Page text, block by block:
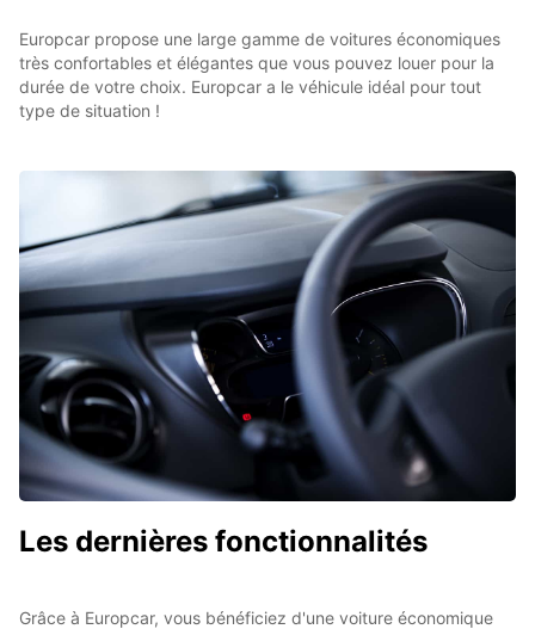
Europcar propose une large gamme de voitures économiques
très confortables et élégantes que vous pouvez louer pour la
durée de votre choix. Europcar a le véhicule idéal pour tout
type de situation !
Les dernières fonctionnalités
Grâce à Europcar, vous bénéficiez d'une voiture économique